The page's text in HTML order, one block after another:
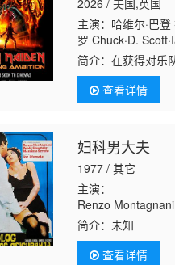
2026 / 美国,英国
主演：哈维尔·巴
罗 Chuck·D.
简介：在获得对乐
乐队：燃烧雄心》
岁月，完整记录了
查看详情
妇科男大夫
1977 / 其它
主演：
Renzo
简介：未知
查看详情